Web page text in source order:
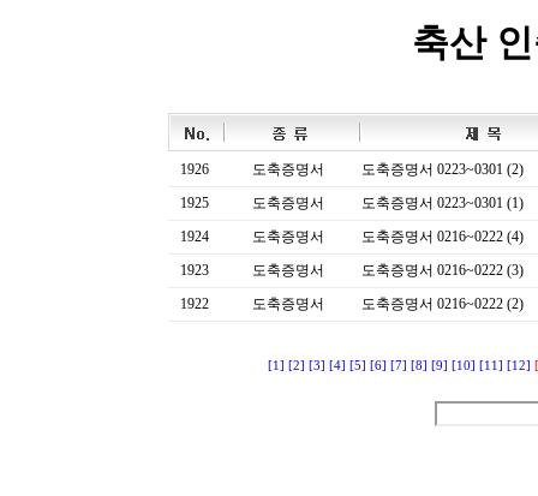
축산
1926 도축증명서
도축증명서 0223~0301 (2)
1925
도축증명서
도축증명서 0223~0301 (1)
1924
도축증명서
도축증명서 0216~0222 (4)
1923
도축증명서
도축증명서 0216~0222 (3)
1922
도축증명서 도축증명서 0216~0222 (2)
[1] [2] [3] [4] [5] [6] [7] [8] [9] [10] [11] [12]